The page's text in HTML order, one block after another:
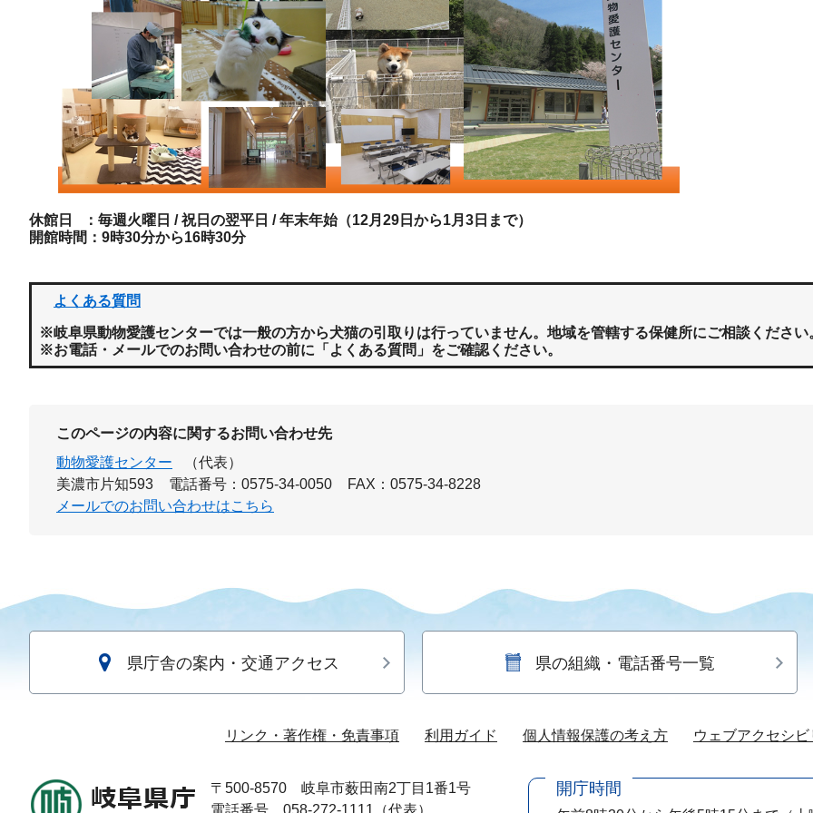
休館日 ：毎週火曜日 / 祝日の翌平日 / 年末年始（12月29日から1月3日まで）
開館時間：9時30分から16時30分
よくある質問
※岐阜県動物愛護センターでは一般の方から犬猫の引取りは行っていません。地域を管轄する保健所にご相談ください
※お電話・メールでのお問い合わせの前に「よくある質問」をご確認ください。
このページの内容に関するお問い合わせ先
動物愛護センター
（代表）
美濃市片知593
電話番号：0575-34-0050
FAX：0575-34-8228
メールでのお問い合わせはこちら
県庁舎の案内・交通アクセス 県の組織・電話番号一覧
リンク・著作権・免責事項 利用ガイド 個人情報保護の考え方 ウェブアクセシ
〒500-8570
岐阜市薮田南2丁目1番1号
電話番号 058-272-1111（代表）
開庁時間